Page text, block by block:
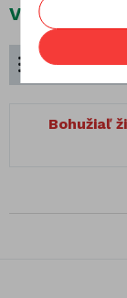
Vybrané
Rozdelenie
Bohužiaľ